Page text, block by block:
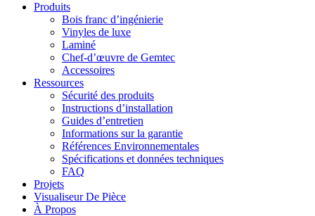
Produits
Bois franc d’ingénierie
Vinyles de luxe
Laminé
Chef-d’œuvre de Gemtec
Accessoires
Ressources
Sécurité des produits
Instructions d’installation
Guides d’entretien
Informations sur la garantie
Références Environnementales
Spécifications et données techniques
FAQ
Projets
Visualiseur De Pièce
À Propos